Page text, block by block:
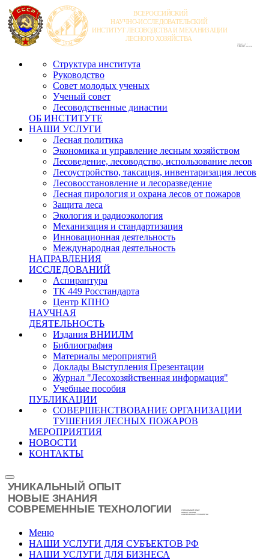
Структура института
Руководство
Совет молодых ученых
Ученый совет
Лесоводственные династии
ОБ ИНСТИТУТЕ
НАШИ УСЛУГИ
Лесная политика
Экономика и управление лесным хозяйством
Лесоведение, лесоводство, использование лесов
Лесоустройство, таксация, инвентаризация лесов
Лесовосстановление и лесоразведение
Лесная пирология и охрана лесов от пожаров
Защита леса
Экология и радиоэкология
Механизация и стандартизация
Инновационная деятельность
Международная деятельность
НАПРАВЛЕНИЯ
ИССЛЕДОВАНИЙ
Аспирантура
ТК 449 Росстандарта
Центр КПНО
НАУЧНАЯ
ДЕЯТЕЛЬНОСТЬ
Издания ВНИИЛМ
Библиография
Материалы мероприятий
Доклады Выступления Презентации
Журнал "Лесохозяйственная информация"
Учебные пособия
ПУБЛИКАЦИИ
СОВЕРШЕНСТВОВАНИЕ ОРГАНИЗАЦИИ
ТУШЕНИЯ ЛЕСНЫХ ПОЖАРОВ
МЕРОПРИЯТИЯ
НОВОСТИ
КОНТАКТЫ
Меню
НАШИ УСЛУГИ ДЛЯ СУБЪЕКТОВ РФ
НАШИ УСЛУГИ ДЛЯ БИЗНЕСА